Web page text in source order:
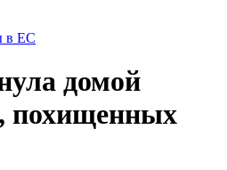
в ЕС
домой
похищенных